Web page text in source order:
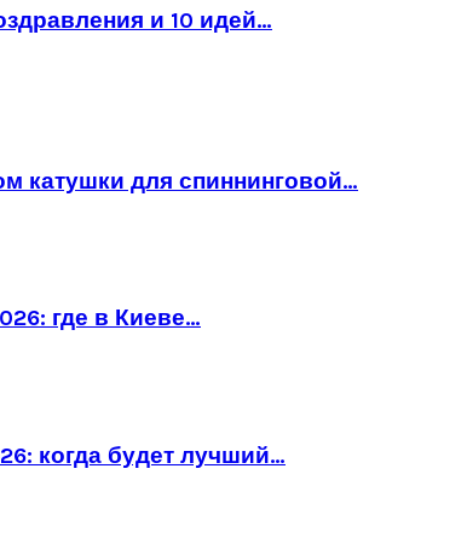
и 10 идей…
катушки для спиннинговой…
где в Киеве…
когда будет лучший…